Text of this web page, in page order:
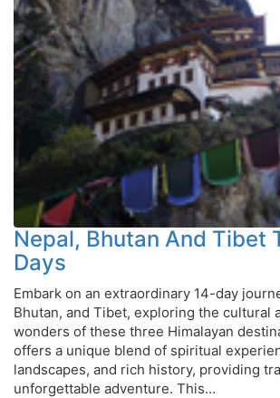
Nepal, Bhutan And Tibet
Days
Embark on an extraordinary 14-day
Bhutan, and Tibet, exploring the cultural
wonders of these three Himalayan
offers a unique blend of spiritual
landscapes, and rich history, providing
unforgettable adventure. This…